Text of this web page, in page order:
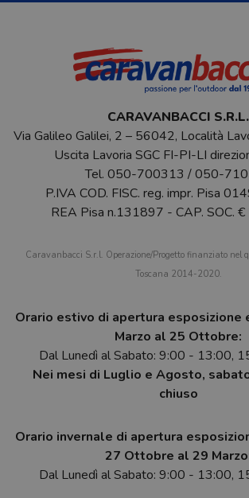
CARAVANBACCI S.R.L.
Via Galileo Galilei, 2 – 56042, Località
Uscita Lavoria SGC FI-PI-LI
Tel. 050-700313 /050-
P.IVA COD. FISC. reg. impr. Pisa
REA Pisa n.131897 - CAP. SOC. €
Caravanbacci S.r.l. Operazione/Progetto finanziato nel
Toscana 2014-2020.
Orario estivo di apertura esposizione
Marzo al 25 Ottobre:
Dal Lunedì al Sabato: 9:00 - 13:00,
Nei mesi di Luglio e Agosto,
chiuso
Orario invernale di apertura
27 Ottobre al 29
Dal Lunedì al Sabato: 9:00 - 13:00,